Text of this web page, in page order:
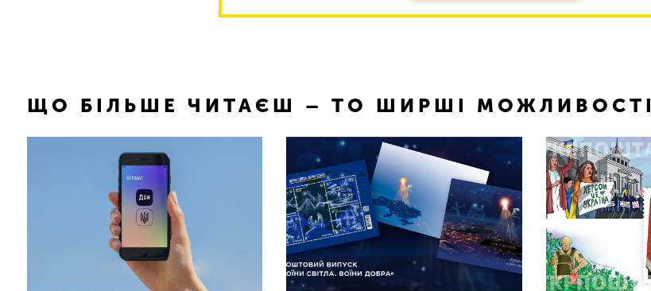
ЩО БІЛЬШЕ ЧИТАЄШ – ТО ШИРШІ МОЖЛИВОСТІ